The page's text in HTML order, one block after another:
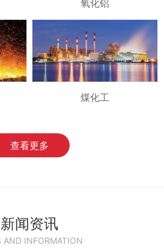
氧化铝
煤化工
查看更多
新闻资讯
AND INFORMATION